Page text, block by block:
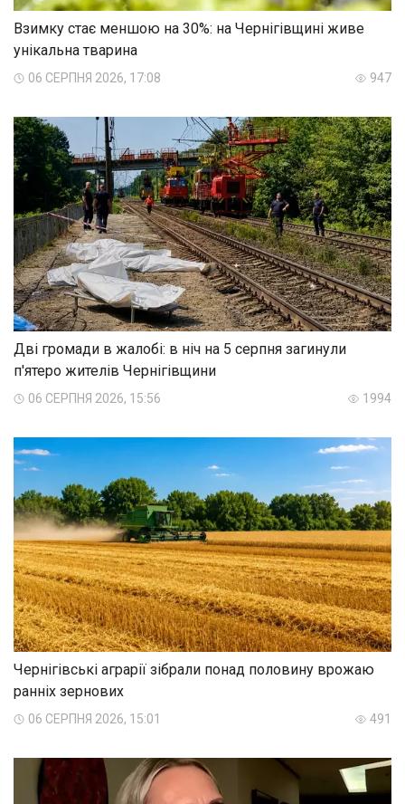
Взимку стає меншою на 30%: на Чернігівщині живе
унікальна тварина
06 СЕРПНЯ 2026, 17:08 947
Дві громади в жалобі: в ніч на 5 серпня загинули
п'ятеро жителів Чернігівщини
06 СЕРПНЯ 2026, 15:56 1994
Чернігівські аграрії зібрали понад половину врожаю
ранніх зернових
06 СЕРПНЯ 2026, 15:01 491